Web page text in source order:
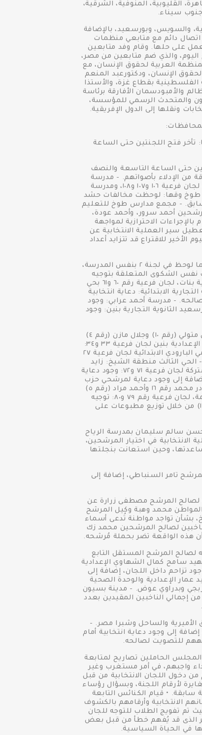
نوفمبر ٢٠٢٠، من داخل اللجان الفرعية في ١٣ محافظة هي: القاهرة، القليوبية، المنوفية، الشرقية،
جنوب سيناء.
والسويس، وبورسعيد، بالإضافة
اتصال دائم مع متابعي منظمات
على حلها. وقام وفد متابعين
اليوم، والذي ضم متابعين من مصر،
العربية لحقوق الإنسان، مع
الإنسان، ودكتورعبد المنعم
بقطاع غزة، والأستذا
والأمبودسمان الأفارقة برئاسة
والمتحدث الرسمي للمؤسسة،
ونقلها إلى الدول الإفريقية.
الأساسي، لجان فرعية رقم ٨٠ و٨١، دائرة طوخ وقها: تأخر فتح اللجنتين حتى الساعة
و٩٩ و١٠٠ بنفس الدائرة: تأخر فتح اللجنتين حتى الساعة التاسعة والنصف
من الإدلاء بأصواتهم. - مدرسة
الشهيد محمد عبد الحميد حسن الرسمية للغات لجان فرعية ٦٠ و٦١، ومدرسة الشهيد خالد مغربي الثانوية بنات لجان فرعية ١٠٦ و١٠٧ و١٠٨، ومدرسة
لجنة فرعية رقم ١، ومدرسة الشهيد محمود راغب لجان فرعية رقم ٤٩ و٥٠ و٥١، دائرة طوخ وقها: لوحظت مخالفات حشد
سابق. - مجمع مدارس طوخ للتعليم
و١١٧: توجيه ناخبين وحشد لصالح المرشحين أحمد سرور، وأحمد عودة،
٣٤ و٣٥ و٣٦ بدائرة قليوب: عدم الالتزام بالإجراءات الاحترازية لمواجهة
لجنة فرعية رقم ٨٦: قيام رئيس اللجنة بتعطيل سير العملية الانتخابية عن
الساعات الأخيرة من اليوم الأخير للاقتراع قد تتزايد أعداد
محافظة بورسعيد - مدرسة ٦ أكتوبر الثانوية بنات بحي المناخ: رُصد توجيه الناخبين لصالح المرشح أحمد فرغلي، كما لوحظ في لجنة ٢ بنفس المدرسة،
نفس الشكوى المتعلقة بتوجيه
الناخبين لصالح المرشح المذكور أمام مدرسة الخنساء الابتدائية. - مدرسة الشهيد مصطفى خضر سليم الإعدادية بنات، لجان فرعية رقم ٦٠ و٦١ بحي
الابتدائية: دعاية انتخابية
- مدرسة أحمد عرابي: وجود
الثانوية التجارية بنين: وجود
محافظة السويس - مدرسة السلام الثانوية بنين، لجان فرعية رقم ٧٣ و٧٤: وجود دعاية انتخابية للمرشحين طارق متولي (رقم ١٠) وجلال مازن (رقم ٤)
عن طريق توزيع كروت تحمل صورة المرشح ورقمه على الناخبين من أجل التصويت لصالحهم. - مدرسة عمر مكرم الإعدادية بنين لجان فرعية ٣٣ و٣٤:
توجيه الناخبين لصالح حزب مستقبل وطن باستخدام سيارات تحمل صور المرشحين أمام المدرسة. - مدرسة سامي البارودي الابتدائية لجان فرعية ٢٧
صورة المرشح ورقمه. - الحي الثالث منطقة الشيخ: زايد
توزيع مبالغ مالية بقيمة ١٠٠ جنيه لصالح كل من المرشح عصام دياب وأحمد نصر الله. - مدرسة الأمل الابتدائية المشتركة لجان فرعية ٧١ و٧٢: وجود دعاية
إلى وجود دعاية لمرشحي حزب
مستقبل وطن. - مدرسة أبو بكر الصديق الابتدائية: لجان فرعية من ١٠٣ إلى ٩٩: وجود دعاية لصالح المرشح عبدالقادر محمد رقم ١٦ وأحمد مراد (رقم ٥)
والمرشح جلال مازن (رقم ٤) باستخدام سيارات عليها صور المرشحين وأرقامهم. - مدرسة شهيدة شادية سلامة، لجان فرعية رقم ٧٩ و٨٠: توجيه
الناخبين للتصويت لصالح مرشحي حزب مستقبل وطن ولصالح المرشح عبدالقادر محمد أحمد (مستقل، رقم ١٦) من خلال توزيع مطبوعات على
سالم سليمان بمدرسة الرياح
الانتخابية في اختيار المرشحين،
وحين استعانت بنجلتها
توجيه ناخبين لصالح المرشح تامر السنباطي، إضافة إلى
بنين، لجنة فرعية رقم ١٥٩: وجود دعاية انتخابية لصالح المرشح مصطفى زرارة عن
محمد وهبة وكيل المرشح
بقرية الزعفران محافظة كفر الشيخ، بشأن تواجد مواطنة تُدعى أسماء
لصالح المرشحين محمد زك
هذه الواقعة تضر بحملة مُرشحه.
لصالح المرشح المستقل التابع
سامح كمال الشهاوي الإعدادية
الاحترازية الصحية، ووجود تزاحم داخل اللجان، إضافة إلى
الإعدادية والوحدة الصحية
وبدراوي عوض. - مدينة بسيون
في كفر الزيات: أظهرت المؤشرات بأن نسبة المشاركة مع نهاية اليوم الثاني للتصويت لا تتجاوز ١٠% من إجمالي الناخبين المقيدين بعدد
الأميرية والساحل وشبرا مصر. -
الاقتراع، إضافة إلى وجود دعاية انتخابية أمام
للتصويت لصالحه.
الحاملين تصاريح لمتابعة
واجبهم، في أمر مستغرب وغير
دخول اللجان الانتخابية من قبل
لأرقام اللجنة، وبسؤال رؤساء
سابقة. • قيام الكنائس التابعة
الانتخابية وأرقامهم بالكشوف
تم تفويج الطلاب للتوجه للجان
الإيجابية في الاستحقاق الدستوري لانتخابات مجلس النواب ٢٠٢٠، وهو الأمر الذى قد يُفهم خطأ من قبل بعض
في الحياة السياسية.